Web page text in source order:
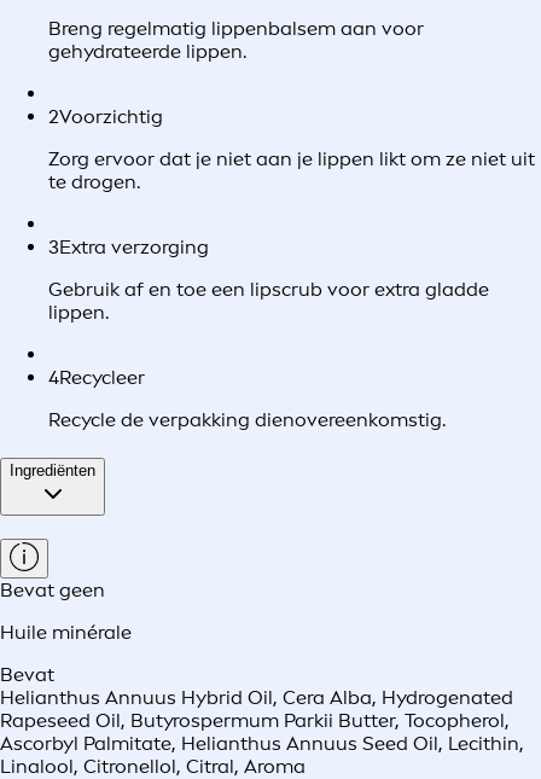
Breng regelmatig lippenbalsem aan voor
gehydrateerde lippen.
2Voorzichtig
Zorg ervoor dat je niet aan je lippen likt om ze niet uit
te drogen.
3Extra verzorging
Gebruik af en toe een lipscrub voor extra gladde
lippen.
4Recycleer
Recycle de verpakking dienovereenkomstig.
Ingrediënten
Bevat geen
Huile minérale
Bevat
Helianthus Annuus Hybrid Oil, Cera Alba, Hydrogenated
Rapeseed Oil, Butyrospermum Parkii Butter, Tocopherol,
Ascorbyl Palmitate, Helianthus Annuus Seed Oil, Lecithin,
Linalool, Citronellol, Citral, Aroma